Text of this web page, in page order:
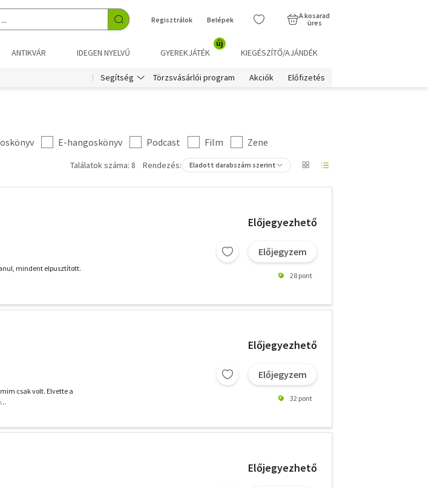
Regisztrálok Belépek
A kosarad
üres
ANTIKVÁR IDEGEN NYELVŰ GYEREKJÁTÉK
új
KIEGÉSZÍTŐ/AJÁNDÉK
Segítség Törzsvásárlói program Akciók Előfizetés
E-hangoskönyv Podcast Film
Zene
Találatok száma: 8 Rendezés: Eladott darabszám szerint
mindent elpusztított.
Előjegyezhető
Előjegyzem
28 pont
csak volt. Elvette a
Előjegyezhető
Előjegyzem
32 pont
Előjegyezhető